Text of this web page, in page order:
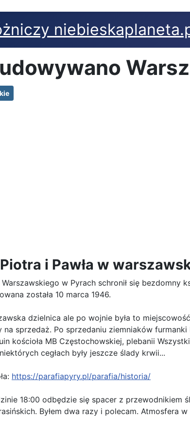
i Pawła w
w Pyrach schronił się bezdomny
została 10 marca 1946.
dzielnica ale po wojnie była to
na sprzedaż. Po sprzedaniu ziemniaków
kościoła MB Częstochowskiej, plebanii
cegłach były jeszcze ślady krwii...
https://parafiapyry.pl/parafia/historia/
18:00 odbędzie się spacer z przewodnikiem
Byłem dwa razy i polecam.